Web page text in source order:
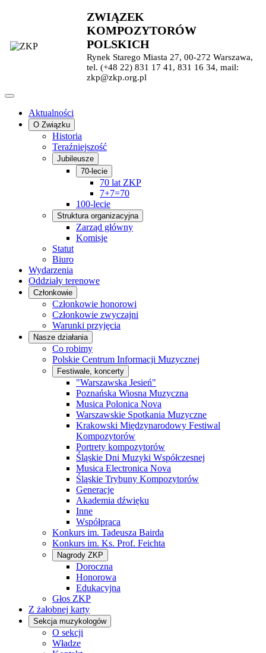
ZWIĄZEK
KOMPOZYTORÓW
POLSKICH
Rynek Starego Miasta 27, 00-272 Warszawa,
tel. (+48 22) 831 17 41, 831 16 34, mail:
zkp@zkp.org.pl
Aktualności
O Związku
Historia
Teraźniejszość
Jubileusze
70-lecie
70 lat ZKP
7+7=70
100-lecie
Struktura organizacyjna
Zarząd główny
Komisje
Statut
Biuro
Wydarzenia
Oddziały terenowe
Członkowie
Członkowie honorowi
Członkowie zwyczajni
Warunki przyjęcia
Nasze działania
Co robimy
Polskie Centrum Informacji Muzycznej
Festiwale, koncerty
"Warszawska Jesień"
Poznańska Wiosna Muzyczna
Musica Polonica Nova
Warszawskie Spotkania Muzyczne
Krakowski Międzynarodowy Festiwal
Kompozytorów
Portrety kompozytorów
Śląskie Dni Muzyki Współczesnej
Musica Electronica Nova
Śląskie Trybuny Kompozytorów
Generacje
Akademia dźwięku
Inne
Współpraca
Konkurs im. Tadeusza Bairda
Konkurs im. Ks. Prof. Feichta
Nagrody ZKP
Doroczna
Honorowa
Edukacyjna
Głos ZKP
Z żałobnej karty
Sekcja muzykologów
O sekcji
Władze